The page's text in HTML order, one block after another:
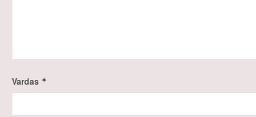
Vardas *